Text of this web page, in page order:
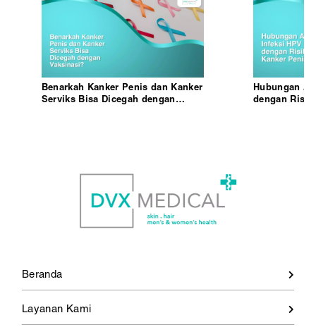
Benarkah Kanker Penis dan Kanker
Serviks Bisa Dicegah dengan
Hubungan
dengan
Beranda
Layanan Kami